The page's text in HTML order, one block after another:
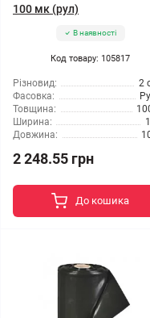
100 мк (рул)
В наявності
Код товару: 105817
Різновид:
2
Фасовка:
Товщина:
Ширина:
Довжина:
2 248.55 грн
До кошика